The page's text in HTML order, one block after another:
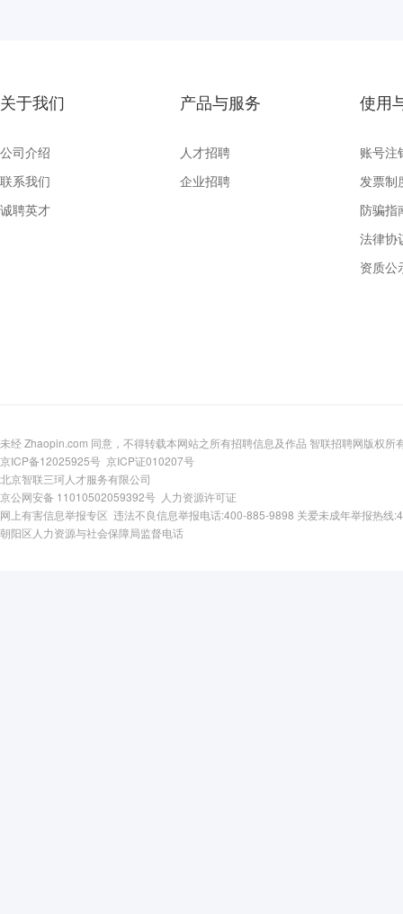
关于我们
公司介绍
联系我们
诚聘英才
产品与服务
人才招聘
企业招聘
使用
账号注
发票制
防骗指
法律协
资质公
未经 Zhaopin.com 同意，不得转载本网站之所有招聘信息及作品 智联招聘网版权所
京ICP备12025925号 京ICP证010207号
北京智联三珂人才服务有限公司
京公网安备 11010502059392号 人力资源许可证
网上有害信息举报专区 违法不良信息举报电话:400-885-9898 关爱未成年举报热线
朝阳区人力资源与社会保障局监督电话